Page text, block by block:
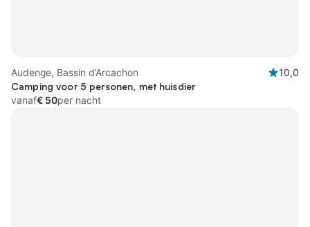
Audenge, Bassin d'Arcachon
10,0
Camping voor 5 personen, met huisdier
vanaf€ 50per nacht